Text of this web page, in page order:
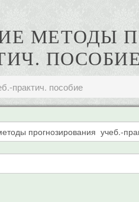
МЕТОДЫ
ПОСОБИЕ
практич. пособие